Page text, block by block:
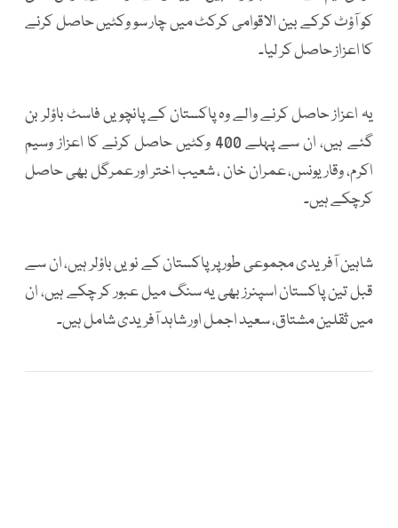
کو آؤٹ کرکے بین الاقوامی کرکٹ میں چار سو وکٹیں حاصل کرنے
کا اعزاز حاصل کر لیا۔
یہ اعزاز حاصل کرنے والے وہ پاکستان کے پانچویں فاسٹ باؤلر بن
گئے ہیں، ان سے پہلے 400 وکٹیں حاصل کرنے کا اعزاز وسیم
اکرم، وقار یونس، عمران خان ، شعیب اختر اور عمرگل بھی حاصل
کرچکے ہیں۔
شاہین آفریدی مجموعی طور پر پاکستان کے نویں باؤلر ہیں، ان سے
قبل تین پاکستان اسپنرز بھی یہ سنگ میل عبور کر چکے ہیں، ان
میں ثقلین مشتاق، سعید اجمل اور شاہد آفریدی شامل ہیں۔